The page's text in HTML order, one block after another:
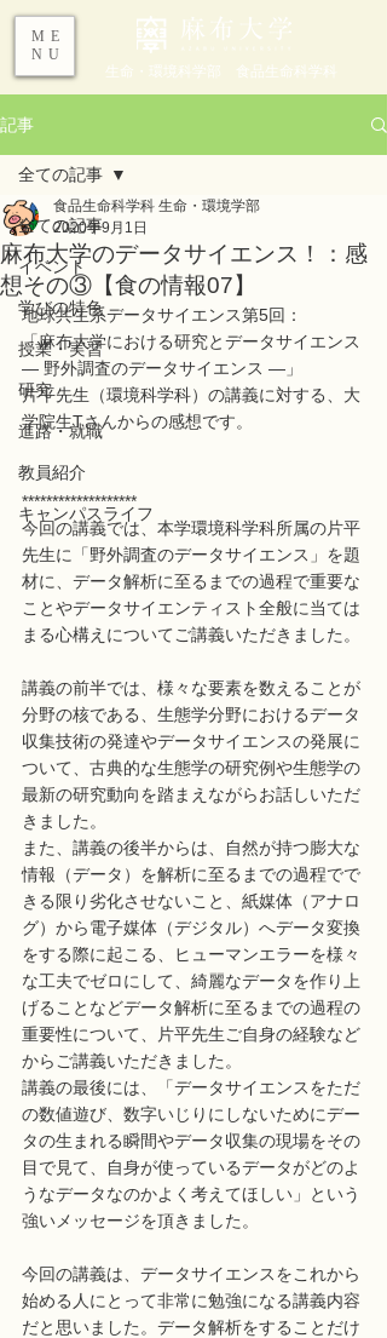
生命・環境科学部 食品生命科学科
ME
NU
記事
全ての記事
イベント
学びの特色
授業・実習
研究
進路・就職
教員紹介
キャンパスライフ
全ての記事
麻布大学のデータサイエンス！：感
想その③【食の情報07】
食品生命科学科 生命・環境学部
2020年9月1日
地球共生系データサイエンス第5回：
「麻布大学における研究とデータサイエンス
― 野外調査のデータサイエンス ―」
片平先生（環境科学科）の講義に対する、大
学院生Tさんからの感想です。
*******************
今回の講義では、本学環境科学科所属の片平
先生に「野外調査のデータサイエンス」を題
材に、データ解析に至るまでの過程で重要な
ことやデータサイエンティスト全般に当ては
まる心構えについてご講義いただきました。
講義の前半では、様々な要素を数えることが
分野の核である、生態学分野におけるデータ
収集技術の発達やデータサイエンスの発展に
ついて、古典的な生態学の研究例や生態学の
最新の研究動向を踏まえながらお話しいただ
きました。
また、講義の後半からは、自然が持つ膨大な
情報（データ）を解析に至るまでの過程でで
きる限り劣化させないこと、紙媒体（アナロ
グ）から電子媒体（デジタル）へデータ変換
をする際に起こる、ヒューマンエラーを様々
な工夫でゼロにして、綺麗なデータを作り上
げることなどデータ解析に至るまでの過程の
重要性について、片平先生ご自身の経験など
からご講義いただきました。
講義の最後には、「データサイエンスをただ
の数値遊び、数字いじりにしないためにデー
タの生まれる瞬間やデータ収集の現場をその
目で見て、自身が使っているデータがどのよ
うなデータなのかよく考えてほしい」という
強いメッセージを頂きました。
今回の講義は、データサイエンスをこれから
始める人にとって非常に勉強になる講義内容
だと思いました。データ解析をすることだけ